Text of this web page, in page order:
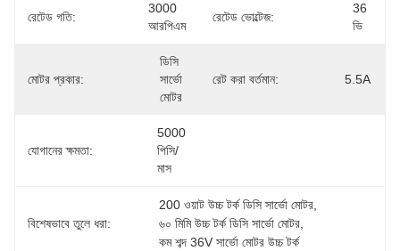
রেটেড গতি:
3000
আরপিএম
রেটেড ভোল্টেজ:
36
ভি
মোটর প্রকার:
ডিসি
সার্ভো
মোটর
রেট করা বর্তমান: 5.5A
যোগানের ক্ষমতা:
5000
পিসি/
মাস
বিশেষভাবে তুলে ধরা:
200 ওয়াট উচ্চ টর্ক ডিসি সার্ভো মোটর
৬০ মিমি উচ্চ টর্ক ডিসি সার্ভো মোটর
কম শব্দ 36V সার্ভো মোটর উচ্চ টর্ক